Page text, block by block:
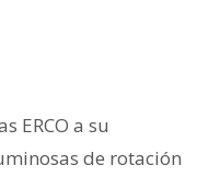
ERCO a su
de rotación